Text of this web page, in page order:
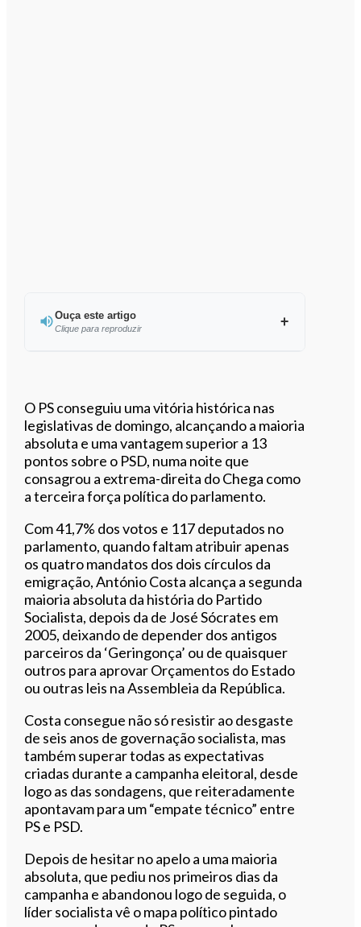
Ouça este artigo
Clique para reproduzir
O PS conseguiu uma vitória histórica nas
legislativas de domingo, alcançando a maioria
absoluta e uma vantagem superior a 13
pontos sobre o PSD, numa noite que
consagrou a extrema-direita do Chega como
a terceira força política do parlamento.
Com 41,7% dos votos e 117 deputados no
parlamento, quando faltam atribuir apenas
os quatro mandatos dos dois círculos da
emigração, António Costa alcança a segunda
maioria absoluta da história do Partido
Socialista, depois da de José Sócrates em
2005, deixando de depender dos antigos
parceiros da ‘Geringonça’ ou de quaisquer
outros para aprovar Orçamentos do Estado
ou outras leis na Assembleia da República.
Costa consegue não só resistir ao desgaste
de seis anos de governação socialista, mas
também superar todas as expectativas
criadas durante a campanha eleitoral, desde
logo as das sondagens, que reiteradamente
apontavam para um “empate técnico” entre
PS e PSD.
Depois de hesitar no apelo a uma maioria
absoluta, que pediu nos primeiros dias da
campanha e abandonou logo de seguida, o
líder socialista vê o mapa político pintado